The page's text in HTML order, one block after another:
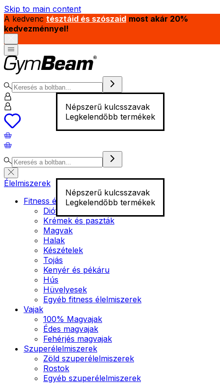
Skip to main content
A kedvenc tésztáid és szószaid most akár 20%
kedvezménnyel!
Népszerű kulcsszavak
Legkelendőbb termékek
Népszerű kulcsszavak
Legkelendőbb termékek
Élelmiszerek
Fitness élelmiszer
Diófélék
Krémek és paszták
Magvak
Halak
Készételek
Tojás
Kenyér és pékáru
Hús
Hüvelyesek
Egyéb fitness élelmiszerek
Vajak
100% Magvajak
Édes magvajak
Fehérjés magvajak
Szuperélelmiszerek
Zöld szuperélelmiszerek
Rostok
Egyéb szuperélelmiszerek